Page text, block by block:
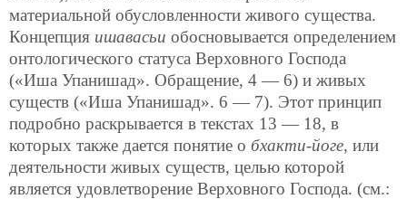
материальной обусловленности живого существа.
Концепция ишавасьи обосновывается определением
онтологического статуса Верховного Господа
(«Иша Упанишад». Обращение, 4 — 6) и живых
существ («Иша Упанишад». 6 — 7). Этот принцип
подробно раскрывается в текстах 13 — 18, в
которых также дается понятие о бхакти-йоге, или
деятельности живых существ, целью которой
является удовлетворение Верховного Господа. (см.: